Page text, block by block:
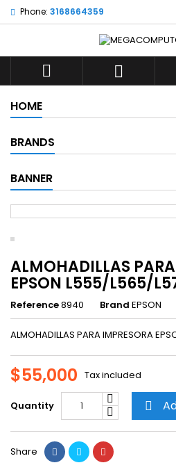
Phone: 3168664359
 
HOME
BRANDS
BANNER
ALMOHADILLAS
EPSON L555/L565/
Reference8940 Brand EPSON
ALMOHADILLAS PARA IMPRESORA
$55,000 Tax included
Quantity 
Share